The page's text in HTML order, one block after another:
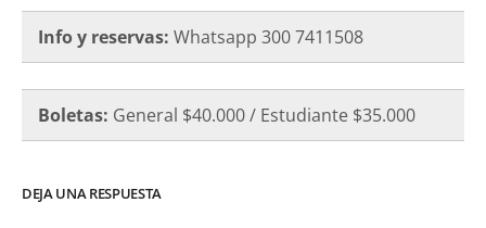
Info y reservas: Whatsapp 300 7411508
Boletas: General $40.000 / Estudiante $35.000
DEJA UNA RESPUESTA